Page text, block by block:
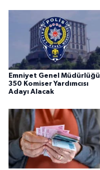
Emniyet Genel Müdürlüğü
350 Komiser Yardımcısı
Adayı Alacak